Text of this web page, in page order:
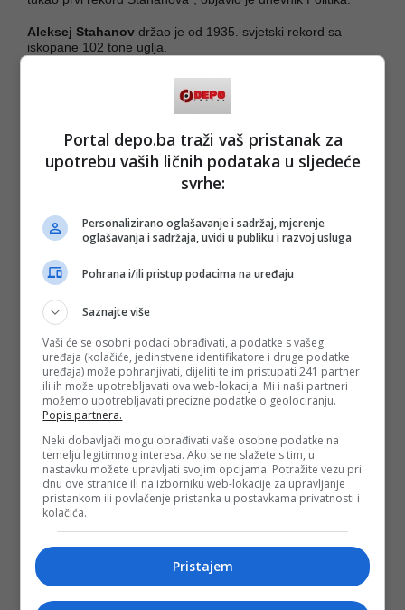
Aleksej Stahanov držao je od 1935. svjetski rekord sa
iskopane 102 tone uglja.
Tim poduhvatom otpočelo je međusobno i uzastopno
obaranje rekorda u privredi socijalističkih zemalja. Krajem
se zveckalo oružjem.
SSSR i druge zemlje Istočnog bloka uvele su ekonomsku
blokadu Jugoslaviji, a prekinute su političke, diplomatske i
simboličnu važnost.
Nastavak teksta nalinku.
Stil Kurir
PODIJELI NA
Depo.bapratite putem društvenih mrežaTwitteriFacebook
Portal depo.ba traži vaš pristanak za
upotrebu vaših ličnih podataka u sljedeće
svrhe:
Personalizirano oglašavanje i sadržaj, mjerenje
oglašavanja i sadržaja, uvidi u publiku i razvoj usluga
Pohrana i/ili pristup podacima na uređaju
Saznajte više
Vaši će se osobni podaci obrađivati, a podatke s vašeg
uređaja (kolačiće, jedinstvene identifikatore i druge podatke
uređaja) može pohranjivati, dijeliti te im pristupati 241 partner
ili ih može upotrebljavati ova web-lokacija. Mi i naši partneri
možemo upotrebljavati precizne podatke o geolociranju.
Popis partnera.
Neki dobavljači mogu obrađivati vaše osobne podatke na
temelju legitimnog interesa. Ako se ne slažete s tim, u
nastavku možete upravljati svojim opcijama. Potražite vezu pri
dnu ove stranice ili na izborniku web-lokacije za upravljanje
pristankom ili povlačenje pristanka u postavkama privatnosti i
kolačića.
Pristajem